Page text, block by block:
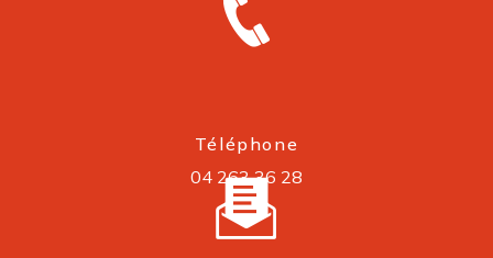
Téléphone
04 263 36 28